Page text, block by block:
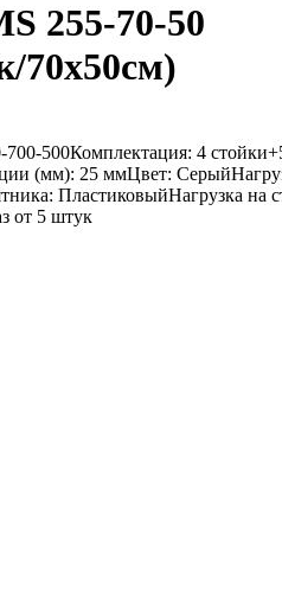
255-70-50
70х50см)
500Комплектация: 4
(мм): 25 ммЦвет:
ПластиковыйНагрузка на
от 5 штук